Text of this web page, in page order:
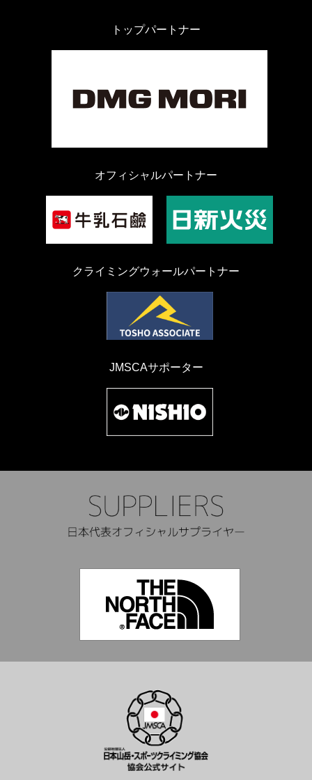
トップパートナー
オフィシャルパートナー
クライミングウォールパートナー
JMSCAサポーター